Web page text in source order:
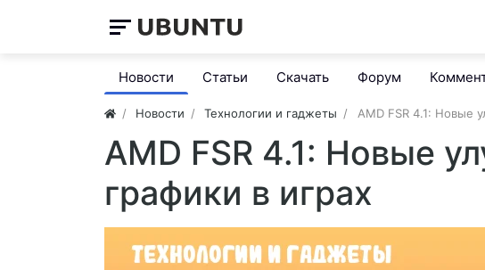
Новости Статьи Скачать Форум
Новости Технологии и гаджеты AMD FSR 4.1: Новые
AMD FSR 4.1: Новые
графики в играх